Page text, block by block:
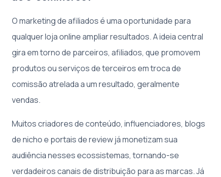
O marketing de afiliados é uma oportunidade para
qualquer loja online ampliar resultados. A ideia central
gira em torno de parceiros, afiliados, que promovem
produtos ou serviços de terceiros em troca de
comissão atrelada a um resultado, geralmente
vendas.
Muitos criadores de conteúdo, influenciadores, blogs
de nicho e portais de review já monetizam sua
audiência nesses ecossistemas, tornando-se
verdadeiros canais de distribuição para as marcas. Já